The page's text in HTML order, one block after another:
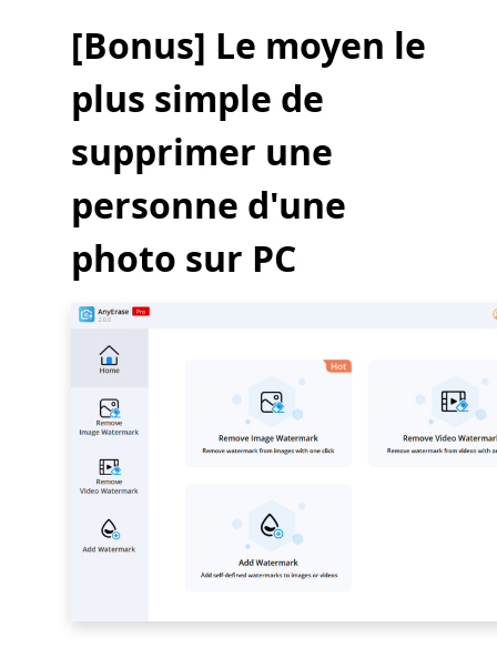
[Bonus] Le moyen le
plus simple de
supprimer une
personne d'une
photo sur PC